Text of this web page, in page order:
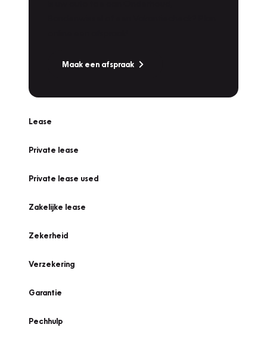
Maak een afspraak
Lease
Private lease
Private lease used
Zakelijke lease
Zekerheid
Verzekering
Garantie
Pechhulp